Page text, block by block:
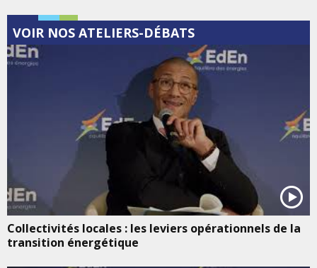
VOIR NOS ATELIERS-DÉBATS
Collectivités locales : les leviers opérationnels de la
transition énergétique